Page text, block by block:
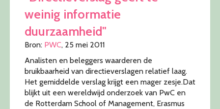
weinig informatie
duurzaamheid"
Bron: PWC, 25 mei 2011
Analisten en beleggers waarderen de
bruikbaarheid van directieverslagen relatief laag.
Het gemiddelde verslag krijgt een mager zesje.Dat
blijkt uit een wereldwijd onderzoek van PwC en
de Rotterdam School of Management, Erasmus